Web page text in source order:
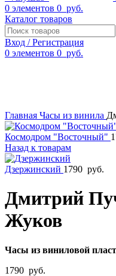
0 элементов 0 руб.
Каталог товаров
Вход / Регистрация
0 элементов 0 руб.
Главная Часы из винила
Космодром "Восточный"
Назад к товарам
Дзержинский 1790 руб.
Дмитрий
Жуков
Часы из виниловой
1790 руб.